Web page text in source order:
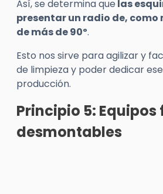
Así, se determina que las
presentar un radio de, como
de más de 90º.
Esto nos sirve para agilizar y
de limpieza y poder dedicar
producción.
Principio 5:
desmontables